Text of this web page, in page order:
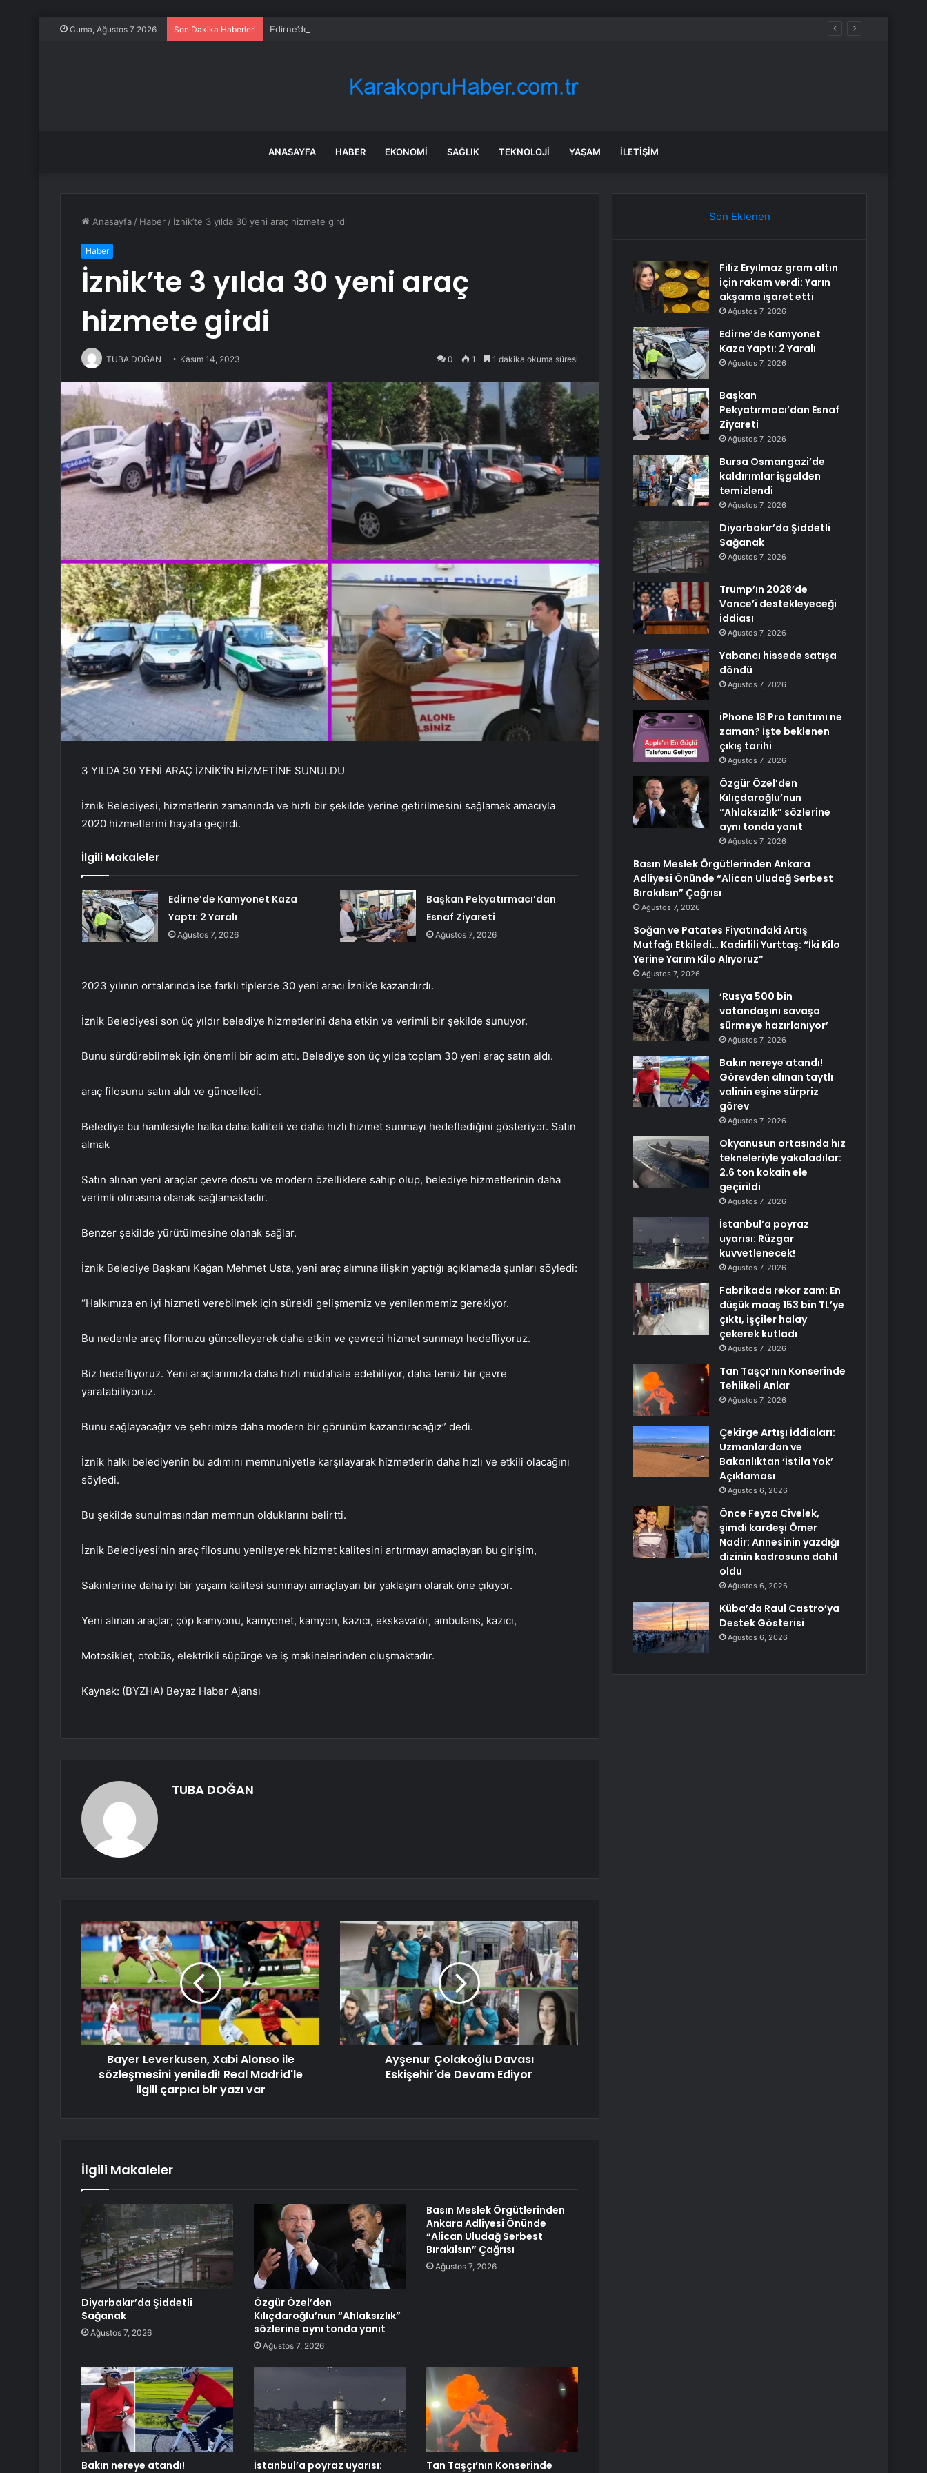
Cuma, Ağustos 7 2026 Son Dakika Haberleri Edirne’de Kamyonet Kaza Yaptı: 2 Yaralı
ANASAYFA HABER EKONOMI SAĞLIK TEKNOLOJI YAŞAM İLETIŞIM
Anasayfa / Haber / İznik’te 3 yılda 30 yeni araç hizmete girdi
Haber
İznik’te 3 yılda 30 yeni araç
hizmete girdi
TUBA DOĞAN Kasım 14, 2023 0 1 1 dakika okuma süresi
3 YILDA 30 YENİ ARAÇ İZNİK’İN HİZMETİNE SUNULDU
İznik Belediyesi, hizmetlerin zamanında ve hızlı bir şekilde yerine getirilmesini sağlamak amacıyla
2020 hizmetlerini hayata geçirdi.
İlgili Makaleler
Edirne’de Kamyonet Kaza
Yaptı: 2 Yaralı
Ağustos 7, 2026
Başkan Pekyatırmacı’dan
Esnaf Ziyareti
Ağustos 7, 2026
2023 yılının ortalarında ise farklı tiplerde 30 yeni aracı İznik’e kazandırdı.
İznik Belediyesi son üç yıldır belediye hizmetlerini daha etkin ve verimli bir şekilde sunuyor.
Bunu sürdürebilmek için önemli bir adım attı. Belediye son üç yılda toplam 30 yeni araç satın aldı.
araç filosunu satın aldı ve güncelledi.
Belediye bu hamlesiyle halka daha kaliteli ve daha hızlı hizmet sunmayı hedeflediğini gösteriyor. Satın
almak
Satın alınan yeni araçlar çevre dostu ve modern özelliklere sahip olup, belediye hizmetlerinin daha
verimli olmasına olanak sağlamaktadır.
Benzer şekilde yürütülmesine olanak sağlar.
İznik Belediye Başkanı Kağan Mehmet Usta, yeni araç alımına ilişkin yaptığı açıklamada şunları söyledi:
“Halkımıza en iyi hizmeti verebilmek için sürekli gelişmemiz ve yenilenmemiz gerekiyor.
Bu nedenle araç filomuzu güncelleyerek daha etkin ve çevreci hizmet sunmayı hedefliyoruz.
Biz hedefliyoruz. Yeni araçlarımızla daha hızlı müdahale edebiliyor, daha temiz bir çevre
yaratabiliyoruz.
Bunu sağlayacağız ve şehrimize daha modern bir görünüm kazandıracağız” dedi.
İznik halkı belediyenin bu adımını memnuniyetle karşılayarak hizmetlerin daha hızlı ve etkili olacağını
söyledi.
Bu şekilde sunulmasından memnun olduklarını belirtti.
İznik Belediyesi’nin araç filosunu yenileyerek hizmet kalitesini artırmayı amaçlayan bu girişim,
Sakinlerine daha iyi bir yaşam kalitesi sunmayı amaçlayan bir yaklaşım olarak öne çıkıyor.
Yeni alınan araçlar; çöp kamyonu, kamyonet, kamyon, kazıcı, ekskavatör, ambulans, kazıcı,
Motosiklet, otobüs, elektrikli süpürge ve iş makinelerinden oluşmaktadır.
Kaynak: (BYZHA) Beyaz Haber Ajansı
TUBA DOĞAN
Bayer Leverkusen, Xabi Alonso ile
sözleşmesini yeniledi! Real Madrid'le
ilgili çarpıcı bir yazı var
Ayşenur Çolakoğlu Davası
Eskişehir'de Devam Ediyor
İlgili Makaleler
Diyarbakır’da Şiddetli
Sağanak
Ağustos 7, 2026
Özgür Özel’den
Kılıçdaroğlu’nun “Ahlaksızlık”
sözlerine aynı tonda yanıt
Ağustos 7, 2026
Basın Meslek Örgütlerinden
Ankara Adliyesi Önünde
“Alican Uludağ Serbest
Bırakılsın” Çağrısı
Ağustos 7, 2026
Bakın nereye atandı!
İstanbul’a poyraz uyarısı:
Tan Taşçı’nın Konserinde
Son Eklenen
Filiz Eryılmaz gram altın
için rakam verdi: Yarın
akşama işaret etti
Ağustos 7, 2026
Edirne’de Kamyonet
Kaza Yaptı: 2 Yaralı
Ağustos 7, 2026
Başkan
Pekyatırmacı’dan Esnaf
Ziyareti
Ağustos 7, 2026
Bursa Osmangazi’de
kaldırımlar işgalden
temizlendi
Ağustos 7, 2026
Diyarbakır’da Şiddetli
Sağanak
Ağustos 7, 2026
Trump’ın 2028’de
Vance’i destekleyeceği
iddiası
Ağustos 7, 2026
Yabancı hissede satışa
döndü
Ağustos 7, 2026
iPhone 18 Pro tanıtımı ne
zaman? İşte beklenen
çıkış tarihi
Ağustos 7, 2026
Özgür Özel’den
Kılıçdaroğlu’nun
“Ahlaksızlık” sözlerine
aynı tonda yanıt
Ağustos 7, 2026
Basın Meslek Örgütlerinden Ankara
Adliyesi Önünde “Alican Uludağ Serbest
Bırakılsın” Çağrısı
Ağustos 7, 2026
Soğan ve Patates Fiyatındaki Artış
Mutfağı Etkiledi… Kadirlili Yurttaş: “İki Kilo
Yerine Yarım Kilo Alıyoruz”
Ağustos 7, 2026
‘Rusya 500 bin
vatandaşını savaşa
sürmeye hazırlanıyor’
Ağustos 7, 2026
Bakın nereye atandı!
Görevden alınan taytlı
valinin eşine sürpriz
görev
Ağustos 7, 2026
Okyanusun ortasında hız
tekneleriyle yakaladılar:
2.6 ton kokain ele
geçirildi
Ağustos 7, 2026
İstanbul’a poyraz
uyarısı: Rüzgar
kuvvetlenecek!
Ağustos 7, 2026
Fabrikada rekor zam: En
düşük maaş 153 bin TL’ye
çıktı, işçiler halay
çekerek kutladı
Ağustos 7, 2026
Tan Taşçı’nın Konserinde
Tehlikeli Anlar
Ağustos 7, 2026
Çekirge Artışı İddiaları:
Uzmanlardan ve
Bakanlıktan ‘İstila Yok’
Açıklaması
Ağustos 6, 2026
Önce Feyza Civelek,
şimdi kardeşi Ömer
Nadir: Annesinin yazdığı
dizinin kadrosuna dahil
oldu
Ağustos 6, 2026
Küba’da Raul Castro’ya
Destek Gösterisi
Ağustos 6, 2026